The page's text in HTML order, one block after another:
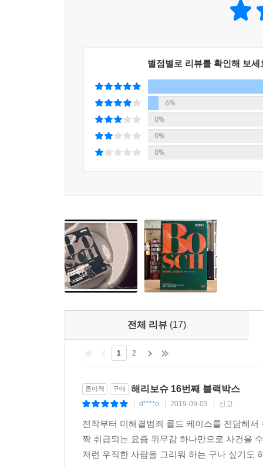
화가 히에로니머스 보슈는 지상세계의 방탕함과
해리 보슈의 오른쪽 어깨에는 베트남전 참전
끊임없이 진화하는 캐릭터와 작가의 성실한 노력
마이클 코넬리의 ‘해리 보슈’ 시리즈는 매년 새
영향을 미칠지 벌써 수백만 독자들의 기대감이 높
별점별로 리뷰를 확인해 보세
6%
0%
0%
0%
전체 리뷰 (17)
1 2
종이책 구매 해리보슈 16번째 블랙박스
d****o 2019-09-03 신고
전작부터 미해결범죄 콜드 케이스를 전담해
짝 취급되는 요즘 위무감 하나만으로 사건을
저런 우직한 사람을 그리워 하는 구나 싶기도